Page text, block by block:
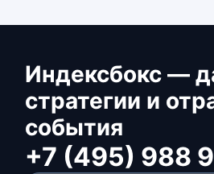
Индексбокс —
стратегии и
события
+7 (495) 988